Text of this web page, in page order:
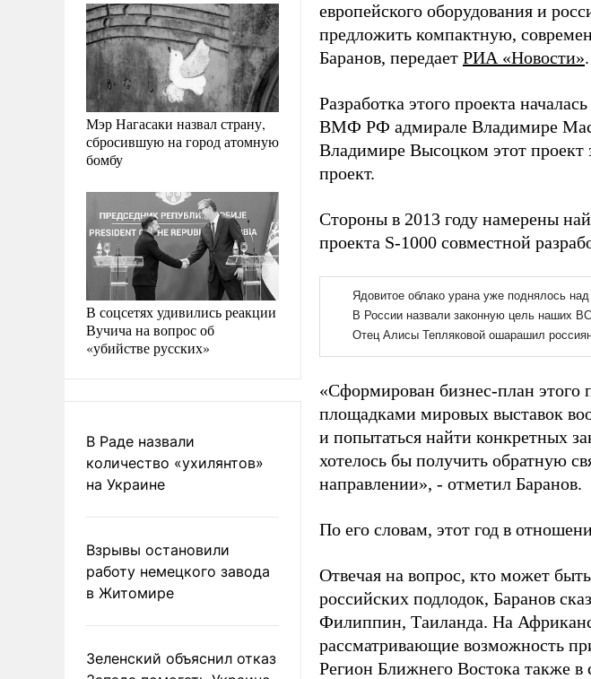
Мэр Нагасаки назвал страну,
сбросившую на город атомную
бомбу
В соцсетях удивились реакции
Вучича на вопрос об
«убийстве русских»
В Раде назвали
количество «ухилянтов»
на Украине
Взрывы остановили
работу немецкого завода
в Житомире
Зеленский объяснил отказ
европейского оборудования и
предложить компактную,
Баранов, передает РИА «Новости».
Разработка этого проекта
ВМФ РФ адмирале Владимире
Владимире Высоцком этот
проект.
Стороны в 2013 году намерены
проекта S-1000 совместной
«Сформирован бизнес-план этого
площадками мировых выставок
и попытаться найти конкретных
хотелось бы получить обратную
направлении», - отметил Баранов.
По его словам, этот год в
Отвечая на вопрос, кто может
российских подлодок, Баранов
Филиппин, Таиланда. На
рассматривающие возможность
Регион Ближнего Востока также